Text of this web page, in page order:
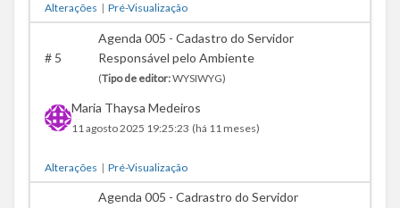
Alterações | Pré-Visualização
#5
Agenda 005 - Cadastro do Servidor
Responsável pelo Ambiente
(Tipo de editor:WYSIWYG)
Maria Thaysa Medeiros
11 agosto 2025 19:25:23 (há 11 meses)
Alterações | Pré-Visualização
Agenda 005 - Cadrastro do Servidor